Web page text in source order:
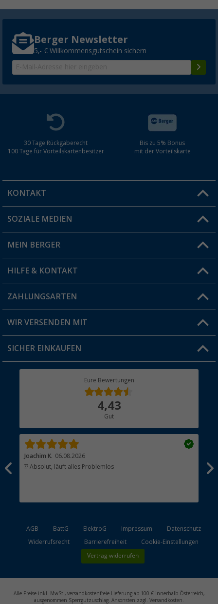
Berger Newsletter
5,- € Willkommensgutschein sichern
30 Tage Rückgaberecht
100 Tage für Vorteilskartenbesitzer
Bis zu 5% Bonus
mit der Vorteilskarte
KONTAKT
Du hast eine Frage?
Filiale finden
SOZIALE MEDIEN
MEIN BERGER
Vorteilskarte
Blog
Jobs & Karriere
HILFE & KONTAKT
FAQ & Kontakt
Versandinformationen
Rücksendung
ZAHLUNGSARTEN
WIR VERSENDEN MIT
SICHER EINKAUFEN
Eure Bewertungen
4,43
Gut
Joachim K. 06.08.2026
?? Absolut, läuft alles Problemlos
AGB BattG ElektroG Impressum
Datenschutz
Widerrufsrecht
Barrierefreiheit Cookie-Einstellungen
Vertrag widerrufen
Alle Preise inkl. MwSt., versandkostenfreie Lieferung ab 100 € innerhalb Österreich,
ausgenommen Sperrgutzuschlag. Ansonsten zzgl. Versandkosten.